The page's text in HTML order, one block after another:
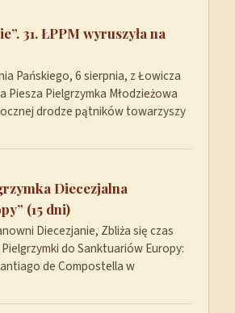
31. ŁPPM wyruszyła na
Pańskiego, 6 sierpnia, z Łowicza
Piesza Pielgrzymka Młodzieżowa
drodze pątników towarzyszy
Diecezjalna
(15 dni)
Diecezjanie, Zbliża się czas
do Sanktuariów Europy:
de Compostella w